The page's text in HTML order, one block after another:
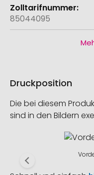
85044095
Druckposition
Die bei diesem
sind in den Bildern